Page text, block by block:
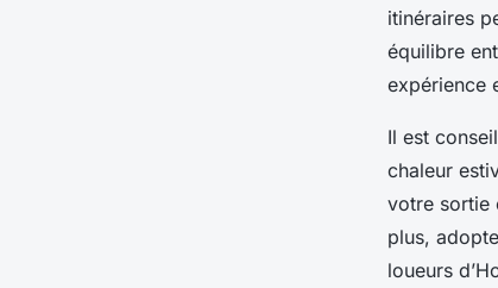
itinéraires
équilibre
expérience
Il est
chaleur
votre sortie
plus,
loueurs